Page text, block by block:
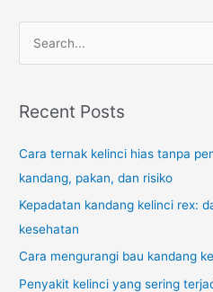
r
h
f
o
r
:
Recent Posts
Cara ternak kelinci hias tanpa
kandang, pakan, dan risiko
Kepadatan kandang kelinci rex:
kesehatan
Cara mengurangi bau kandang
Penyakit kelinci yang sering